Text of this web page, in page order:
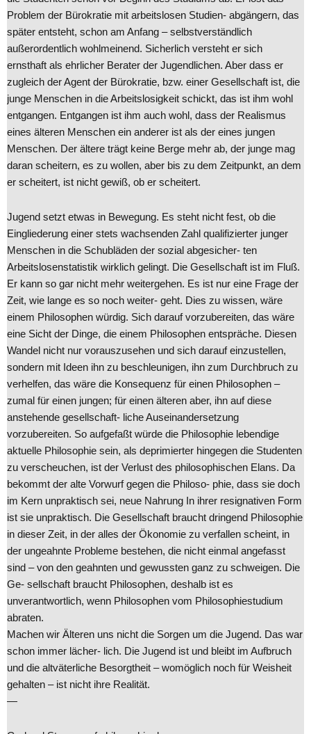
Problem der Bürokratie mit arbeitslosen Studien- abgängern, das
später entsteht, schon am Anfang – selbstverständlich
außerordentlich wohlmeinend. Sicherlich versteht er sich
ernsthaft als ehrlicher Berater der Jugendlichen. Aber dass er
zugleich der Agent der Bürokratie, bzw. einer Gesellschaft ist, die
junge Menschen in die Arbeitslosigkeit schickt, das ist ihm wohl
entgangen. Entgangen ist ihm auch wohl, dass der Realismus
eines älteren Menschen ein anderer ist als der eines jungen
Menschen. Der ältere trägt keine Berge mehr ab, der junge mag
daran scheitern, es zu wollen, aber bis zu dem Zeitpunkt, an dem
er scheitert, ist nicht gewiß, ob er scheitert.
Jugend setzt etwas in Bewegung. Es steht nicht fest, ob die
Eingliederung einer stets wachsenden Zahl qualifizierter junger
Menschen in die Schubläden der sozial abgesicher- ten
Arbeitslosenstatistik wirklich gelingt. Die Gesellschaft ist im Fluß.
Er kann so gar nicht mehr weitergehen. Es ist nur eine Frage der
Zeit, wie lange es so noch weiter- geht. Dies zu wissen, wäre
einem Philosophen würdig. Sich darauf vorzubereiten, das wäre
eine Sicht der Dinge, die einem Philosophen entspräche. Diesen
Wandel nicht nur vorauszusehen und sich darauf einzustellen,
sondern mit Ideen ihn zu beschleunigen, ihn zum Durchbruch zu
verhelfen, das wäre die Konsequenz für einen Philosophen –
zumal für einen jungen; für einen älteren aber, ihn auf diese
anstehende gesellschaft- liche Auseinandersetzung
vorzubereiten. So aufgefaßt würde die Philosophie lebendige
aktuelle Philosophie sein, als deprimierter hingegen die Studenten
zu verscheuchen, ist der Verlust des philosophischen Elans. Da
bekommt der alte Vorwurf gegen die Philoso- phie, dass sie doch
im Kern unpraktisch sei, neue Nahrung In ihrer resignativen Form
ist sie unpraktisch. Die Gesellschaft braucht dringend Philosophie
in dieser Zeit, in der alles der Ökonomie zu verfallen scheint, in
der ungeahnte Probleme bestehen, die nicht einmal angefasst
sind – von den geahnten und gewussten ganz zu schweigen. Die
Ge- sellschaft braucht Philosophen, deshalb ist es
unverantwortlich, wenn Philosophen vom Philosophiestudium
abraten.
Machen wir Älteren uns nicht die Sorgen um die Jugend. Das war
schon immer lächer- lich. Die Jugend ist und bleibt im Aufbruch
und die altväterliche Besorgtheit – womöglich noch für Weisheit
gehalten – ist nicht ihre Realität.
—